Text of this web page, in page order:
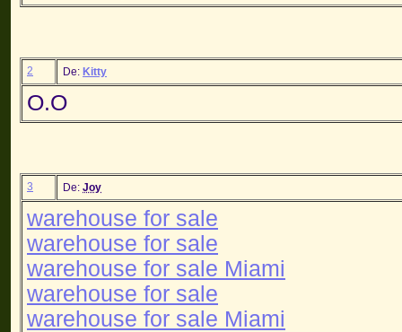
2 De: Kitty
O.O
3 De: Joy
warehouse for sale
warehouse for sale
warehouse for sale Miami
warehouse for sale
warehouse for sale Miami